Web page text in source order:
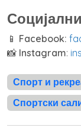
📱 Facebook:
📸 Instagram:
Спорт и
Спортски